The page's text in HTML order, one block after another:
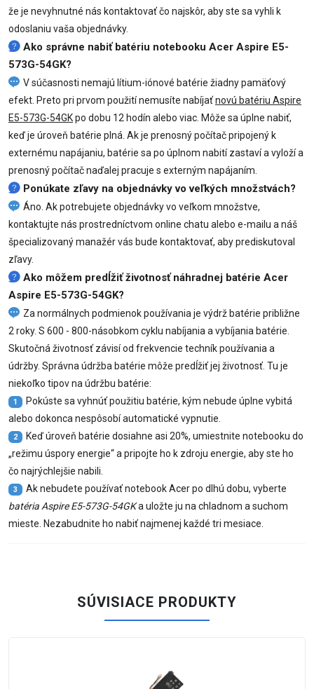
že je nevyhnutné nás kontaktovať čo najskôr, aby ste sa vyhli k
odoslaniu vaša objednávky.
Ako správne nabiť batériu notebooku Acer Aspire E5-
573G-54GK?
V súčasnosti nemajú lítium-iónové batérie žiadny pamäťový
efekt. Preto pri prvom použití nemusíte nabíjaťnovú batériu Aspire
E5-573G-54GKpo dobu 12 hodín alebo viac. Môže sa úplne nabiť,
keď je úroveň batérie plná. Ak je prenosný počítač pripojený k
externému napájaniu, batérie sa po úplnom nabití zastaví a vyloží a
prenosný počítač naďalej pracuje s externým napájaním.
Ponúkate zľavy na objednávky vo veľkých množstvách?
Áno. Ak potrebujete objednávky vo veľkom množstve,
kontaktujte nás prostredníctvom online chatu alebo e-mailu a náš
špecializovaný manažér vás bude kontaktovať, aby prediskutoval
zľavy.
Ako môžem predĺžiť životnosť náhradnej batérie Acer
Aspire E5-573G-54GK?
Za normálnych podmienok používania je výdrž batérie približne
2 roky. S 600 - 800-násobkom cyklu nabíjania a vybíjania batérie.
Skutočná životnosť závisí od frekvencie techník používania a
údržby. Správna údržba batérie môže predĺžiť jej životnosť. Tu je
niekoľko tipov na údržbu batérie:
1
Pokúste sa vyhnúť použitiu batérie, kým nebude úplne vybitá
alebo dokonca nespôsobí automatické vypnutie.
2
Keď úroveň batérie dosiahne asi 20%, umiestnite notebooku do
„režimu úspory energie“ a pripojte ho k zdroju energie, aby ste ho
čo najrýchlejšie nabili.
3
Ak nebudete používať notebook Acer po dlhú dobu, vyberte
batéria Aspire E5-573G-54GKa uložte ju na chladnom a suchom
mieste. Nezabudnite ho nabiť najmenej každé tri mesiace.
SÚVISIACE PRODUKTY